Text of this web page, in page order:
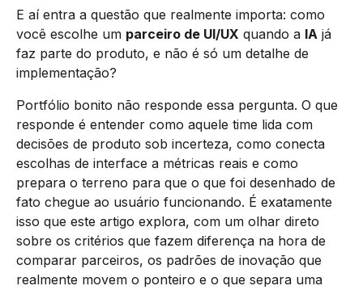
E aí entra a questão que realmente importa: como
você escolhe um parceiro de UI/UX quando a IA já
faz parte do produto, e não é só um detalhe de
implementação?
Portfólio bonito não responde essa pergunta. O que
responde é entender como aquele time lida com
decisões de produto sob incerteza, como conecta
escolhas de interface a métricas reais e como
prepara o terreno para que o que foi desenhado de
fato chegue ao usuário funcionando. É exatamente
isso que este artigo explora, com um olhar direto
sobre os critérios que fazem diferença na hora de
comparar parceiros, os padrões de inovação que
realmente movem o ponteiro e o que separa uma